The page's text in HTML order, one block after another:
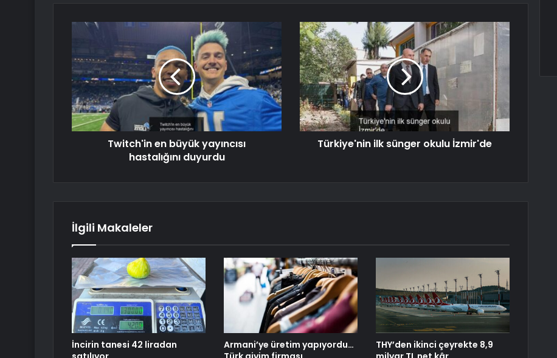
Twitch'in en büyük yayıncısı
hastalığını duyurdu
Türkiye'nin ilk sünger okulu İzmir'de
İlgili Makaleler
İncirin tanesi 42 liradan
Armani’ye üretim yapıyordu…
THY’den ikinci çeyrekte 8,9